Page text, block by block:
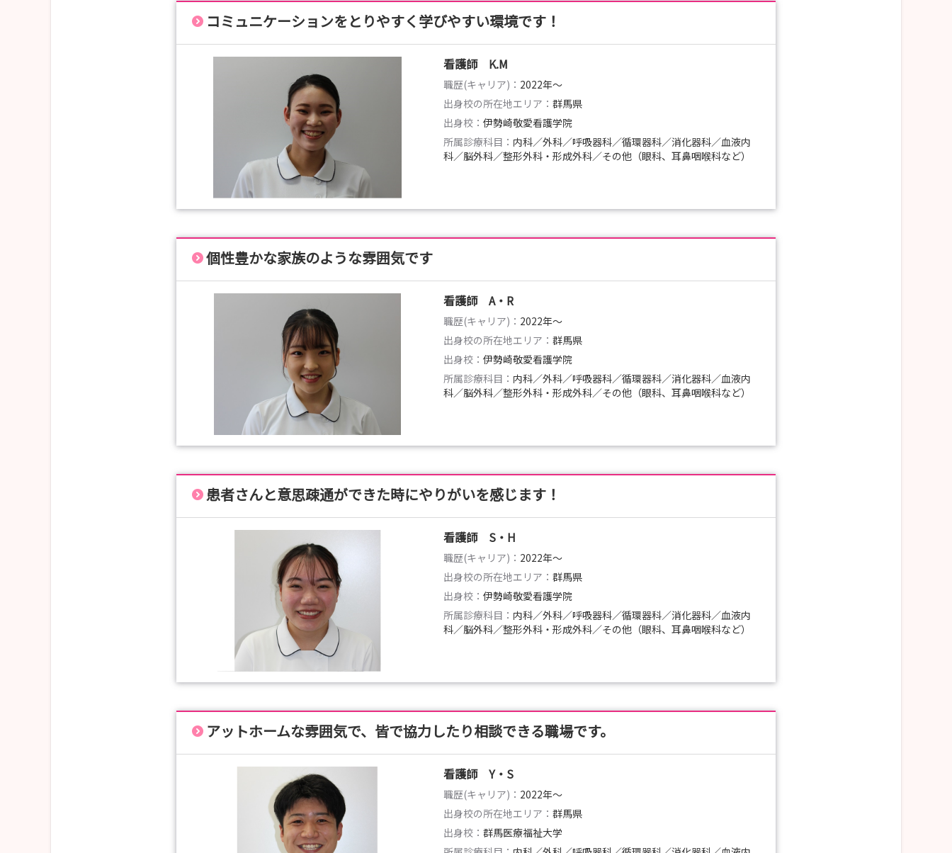
コミュニケーションをとりやすく学びやすい環境です！
看護師 K.M
職歴(キャリア)： 2022年〜
出身校の所在地エリア： 群馬県
出身校： 伊勢崎敬愛看護学院
所属診療科目： 内科／外科／呼吸器科／循環器科／消化器科／血液内
科／脳外科／整形外科・形成外科／その他（眼科、耳鼻咽喉科など）
個性豊かな家族のような雰囲気です
看護師 A・R
職歴(キャリア)： 2022年〜
出身校の所在地エリア： 群馬県
出身校： 伊勢崎敬愛看護学院
所属診療科目： 内科／外科／呼吸器科／循環器科／消化器科／血液内
科／脳外科／整形外科・形成外科／その他（眼科、耳鼻咽喉科など）
患者さんと意思疎通ができた時にやりがいを感じます！
看護師 S・H
職歴(キャリア)： 2022年〜
出身校の所在地エリア： 群馬県
出身校： 伊勢崎敬愛看護学院
所属診療科目： 内科／外科／呼吸器科／循環器科／消化器科／血液内
科／脳外科／整形外科・形成外科／その他（眼科、耳鼻咽喉科など）
アットホームな雰囲気で、皆で協力したり相談できる職場です。
看護師 Y・S
職歴(キャリア)： 2022年〜
出身校の所在地エリア： 群馬県
出身校： 群馬医療福祉大学